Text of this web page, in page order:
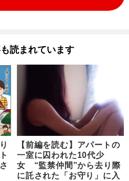
読まれています
【前編を読む】アパートの
一室に囚われた10代少
女 “監禁仲間”から去り際
に託された「お守り」に入